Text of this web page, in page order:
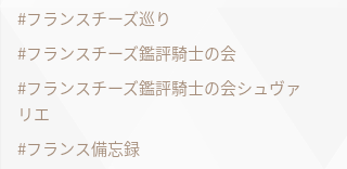
フランスチーズ巡り
フランスチーズ鑑評騎士の会
フランスチーズ鑑評騎士の会シュヴァ
リエ
フランス備忘録